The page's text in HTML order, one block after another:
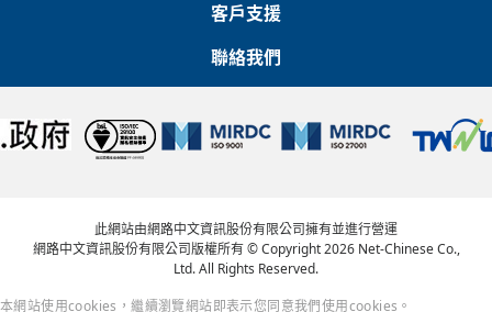
客戶支援
聯絡我們
此網站由網路中文資訊股份有限公司擁有並進行營運
網路中文資訊股份有限公司版權所有 © Copyright 2026 Net-Chinese Co.,
Ltd. All Rights Reserved.
本網站使用cookies，繼續瀏覽網站即表示您同意我們使用cookies。